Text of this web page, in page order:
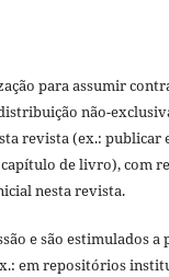
para assumir
não-
revista (ex.: publicar
de livro), com
nesta revista.
e são estimulados
em repositórios